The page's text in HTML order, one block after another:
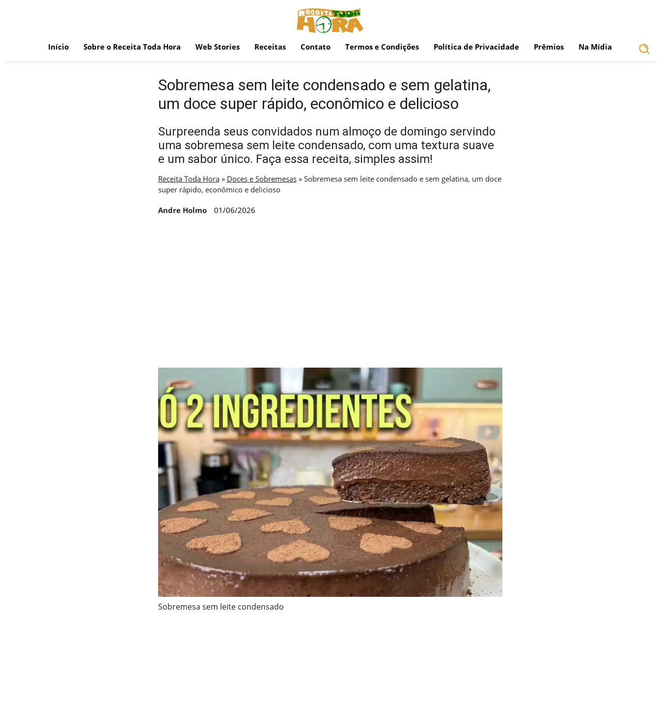
Início Sobre o Receita Toda Hora Web Stories Receitas Contato Termos e Condições Política de Privacidade Prêmios Na Mídia
Sobremesa sem leite condensado e sem gelatina,
um doce super rápido, econômico e delicioso
Surpreenda seus convidados num almoço de domingo servindo
uma sobremesa sem leite condensado, com uma textura suave
e um sabor único. Faça essa receita, simples assim!
Receita Toda Hora» Doces e Sobremesas» Sobremesa sem leite condensado e sem gelatina, um doce
super rápido, econômico e delicioso
Andre Holmo 01/06/2026
Sobremesa sem leite condensado